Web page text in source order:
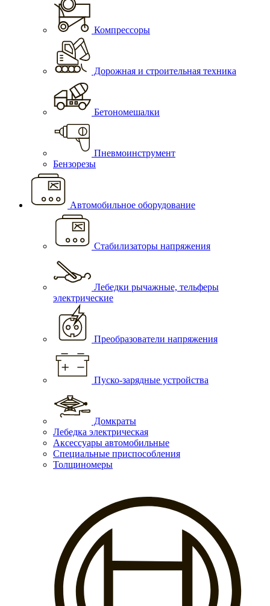
Компрессоры
Дорожная и строительная техника
Бетономешалки
Пневмоинструмент
Бензорезы
Автомобильное оборудование
Стабилизаторы напряжения
Лебедки рычажные, тельферы
электрические
Преобразователи напряжения
Пуско-зарядные устройства
Домкраты
Лебедка электрическая
Аксессуары автомобильные
Специальные приспособления
Толщиномеры